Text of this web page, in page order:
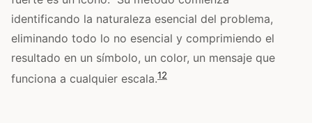
identificando la naturaleza esencial del problema,
eliminando todo lo no esencial y comprimiendo el
resultado en un símbolo, un color, un mensaje que
funciona a cualquier escala.12